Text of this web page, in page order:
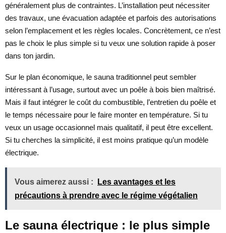
généralement plus de contraintes. L’installation peut nécessiter
des travaux, une évacuation adaptée et parfois des autorisations
selon l’emplacement et les règles locales. Concrètement, ce n’est
pas le choix le plus simple si tu veux une solution rapide à poser
dans ton jardin.
Sur le plan économique, le sauna traditionnel peut sembler
intéressant à l’usage, surtout avec un poêle à bois bien maîtrisé.
Mais il faut intégrer le coût du combustible, l’entretien du poêle et
le temps nécessaire pour le faire monter en température. Si tu
veux un usage occasionnel mais qualitatif, il peut être excellent.
Si tu cherches la simplicité, il est moins pratique qu’un modèle
électrique.
Vous aimerez aussi :
Les avantages et les
précautions à prendre avec le régime végétalien
Le sauna électrique : le plus simple